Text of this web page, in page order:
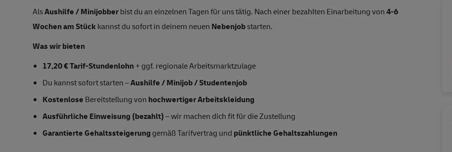
AlsAushilfe / Minijobberbist du an einzelnen Tagen für uns tätig. Nach einer bezahlten Einarbeitung von4-6
Wochen am Stückkannst du sofort in deinem neuen Nebenjobstarten.
Was wir bieten
17,20 € Tarif-Stundenlohn+ ggf. regionale Arbeitsmarktzulage
Du kannst sofort starten –Aushilfe / Minijob / Studentenjob
Kostenlose Bereitstellung von hochwertiger Arbeitskleidung
Ausführliche Einweisung (bezahlt)– wir machen dich fit für die Zustellung
Garantierte Gehaltssteigerung gemäß Tarifvertrag und pünktliche Gehaltszahlungen